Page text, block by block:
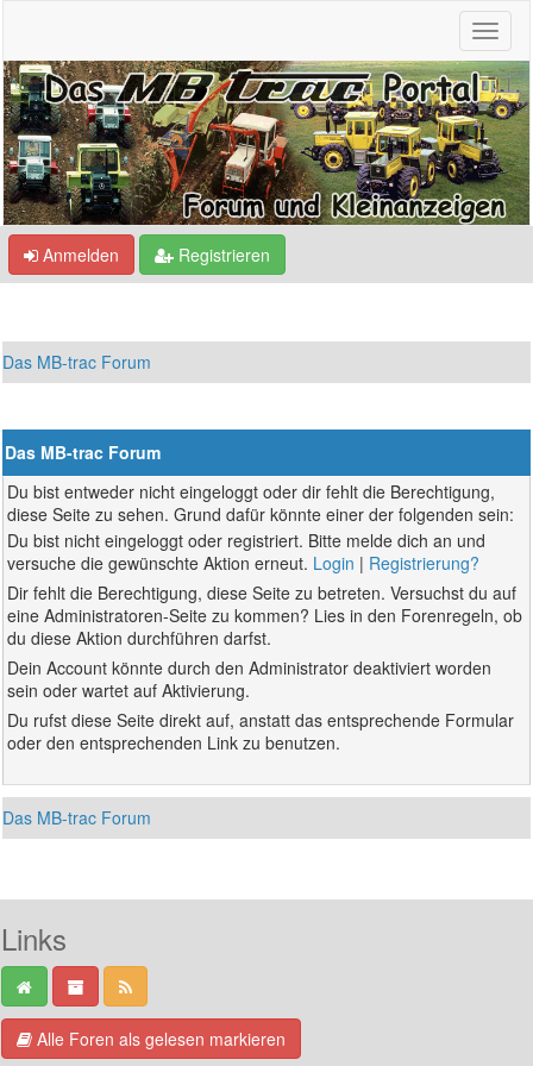
Anmelden Registrieren
Das MB-trac Forum
Das MB-trac Forum
Du bist entweder nicht eingeloggt oder dir fehlt die Berechtigung,
diese Seite zu sehen. Grund dafür könnte einer der folgenden sein:
Du bist nicht eingeloggt oder registriert. Bitte melde dich an und
versuche die gewünschte Aktion erneut. Login | Registrierung?
Dir fehlt die Berechtigung, diese Seite zu betreten. Versuchst du auf
eine Administratoren-Seite zu kommen? Lies in den Forenregeln, ob
du diese Aktion durchführen darfst.
Dein Account könnte durch den Administrator deaktiviert worden
sein oder wartet auf Aktivierung.
Du rufst diese Seite direkt auf, anstatt das entsprechende Formular
oder den entsprechenden Link zu benutzen.
Das MB-trac Forum
Links
Alle Foren als gelesen markieren